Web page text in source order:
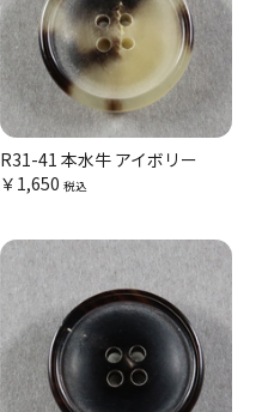
R31-41 本水牛 アイボリー
￥1,650 税込